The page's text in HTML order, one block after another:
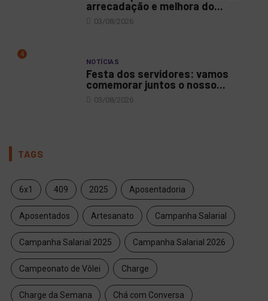
arrecadação e melhora do...
03/08/2026
4
NOTÍCIAS
Festa dos servidores: vamos
comemorar juntos o nosso...
03/08/2026
TAGS
6x1 409 2025 Aposentadoria
Aposentados Artesanato Campanha Salarial
Campanha Salarial 2025 Campanha Salarial 2026
Campeonato de Vôlei Charge
Charge da Semana Chá com Conversa